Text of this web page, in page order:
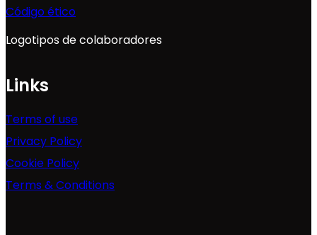
Código ético
Logotipos de colaboradores
Links
Terms of use
Privacy Policy
Cookie Policy
Terms & Conditions